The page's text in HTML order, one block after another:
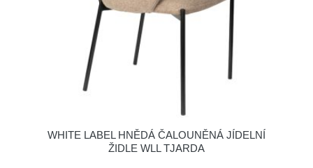
WHITE LABEL HNĚDÁ ČALOUNĚNÁ JÍDELNÍ
ŽIDLE WLL TJARDA